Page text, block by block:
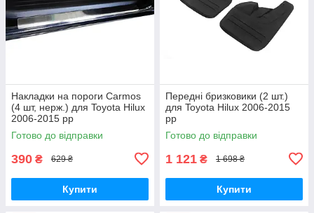
Накладки на пороги Carmos
(4 шт, нерж.) для Toyota Hilux
2006-2015 рр
Готово до відправки
390 ₴ 629 ₴
Купити
Передні бризковики (2 шт.)
для Toyota Hilux 2006-2015
рр
Готово до відправки
1 121 ₴ 1 698 ₴
Купити